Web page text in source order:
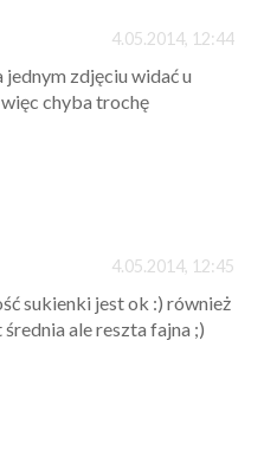
4.05.2014, 12:44
jednym zdjęciu widać u
chyba trochę
4.05.2014, 12:45
sukienki jest ok :) również
ale reszta fajna ;)